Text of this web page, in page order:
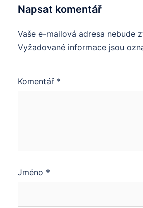
Napsat komentář
Vaše e-mailová adresa nebude
Vyžadované informace jsou
Komentář *
Jméno *